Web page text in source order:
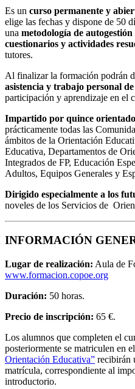
Es un curso permanente y
elige las fechas y dispone de 50
una metodología de
cuestionarios y actividades
tutores.
Al finalizar la formación podrán
asistencia y trabajo personal
participación y aprendizaje en el
Impartido por quince
prácticamente todas las
ámbitos de la Orientación
Educativa, Departamentos de
Integrados de FP, Educación
Adultos, Equipos Generales y
Dirigido especialmente a los
noveles de los Servicios de
INFORMACIÓN
Lugar de realización: Aula de
www.formacion.copoe.org
Duración: 50 horas.
Precio de inscripción: 65 €.
Los alumnos que completen el
posteriormente se matriculen en
Orientación Educativa” recibirán
matrícula, correspondiente al
introductorio.